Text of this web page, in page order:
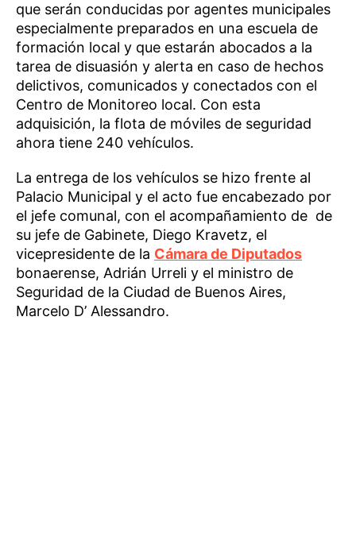
que serán conducidas por agentes municipales
especialmente preparados en una escuela de
formación local y que estarán abocados a la
tarea de disuasión y alerta en caso de hechos
delictivos, comunicados y conectados con el
Centro de Monitoreo local. Con esta
adquisición, la flota de móviles de seguridad
ahora tiene 240 vehículos.
La entrega de los vehículos se hizo frente al
Palacio Municipal y el acto fue encabezado por
el jefe comunal, con el acompañamiento de de
su jefe de Gabinete, Diego Kravetz, el
vicepresidente de la Cámara de Diputados
bonaerense, Adrián Urreli y el ministro de
Seguridad de la Ciudad de Buenos Aires,
Marcelo D’ Alessandro.